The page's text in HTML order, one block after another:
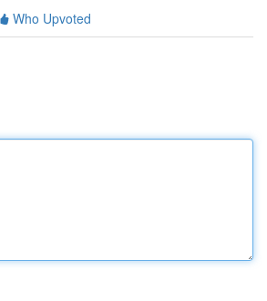
Who Upvoted